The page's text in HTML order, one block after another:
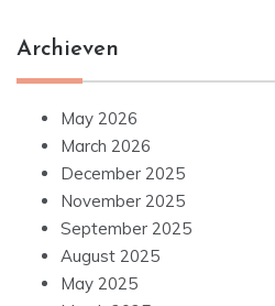
Archieven
May 2026
March 2026
December 2025
November 2025
September 2025
August 2025
May 2025